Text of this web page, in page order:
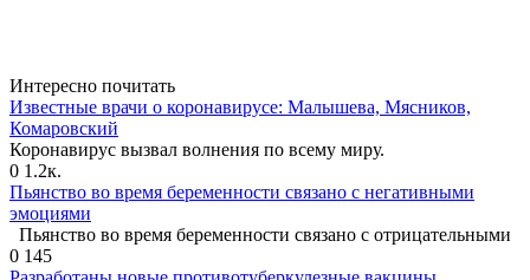
Интересно почитать
Известные врачи о коронавирусе: Малышева, Мясников,
Комаровский
Коронавирус вызвал волнения по всему миру.
0 1.2к.
Пьянство во время беременности связано с негативными
эмоциями
Пьянство во время беременности связано с отрицательными
0 145